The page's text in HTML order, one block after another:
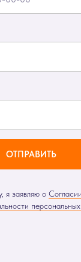
ОТПРАВИТЬ
я заявляю о Согласии